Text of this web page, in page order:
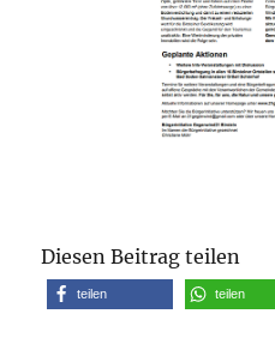
Diesen Beitrag teilen
teilen teilen